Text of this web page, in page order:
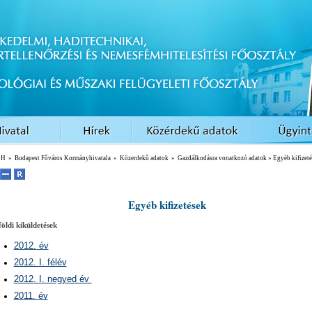
» Budapest Főváros Kormányhivatala » Közerdekű adatok » Gazdálkodásra vonatkozó adatok» Egyéb
Egyéb kifizetések
kiküldetések
2012. év
2012. I. félév
2012. I. negyed év
2011. év